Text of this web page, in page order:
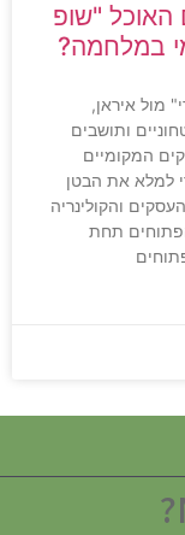
"שופ
מול איראן,
ותושבים
המקומיים
למלא את הבטן
והקולינריה
הפתוחים תחת